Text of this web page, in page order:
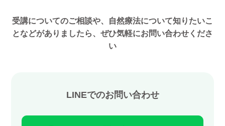
受講についてのご相談や、自然療法について知りたいこ
となどがありましたら、ぜひ気軽にお問い合わせくださ
い
LINEでのお問い合わせ